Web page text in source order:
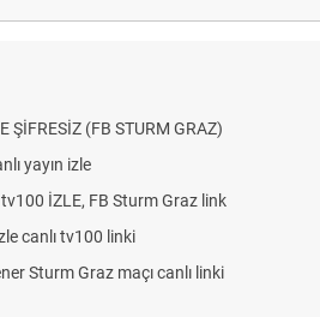
ŞİFRESİZ (FB STURM GRAZ)
yayın izle
İZLE, FB Sturm Graz link
canlı tv100 linki
Sturm Graz maçı canlı linki